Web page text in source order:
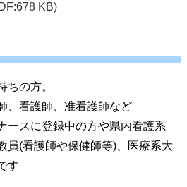
KB)
の方。
、看護師、准看護師など
ースに登録中の方や県内看護系
員(看護師や保健師等)、医療系大
す